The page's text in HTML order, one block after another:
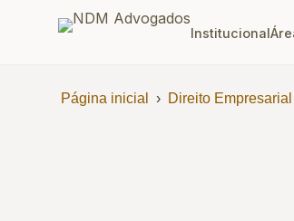
Institucional
Página inicial › Direito Empresarial